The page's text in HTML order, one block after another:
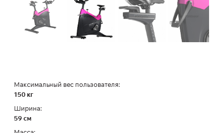
Максимальный вес пользователя:
150 кг
Ширина:
59 см